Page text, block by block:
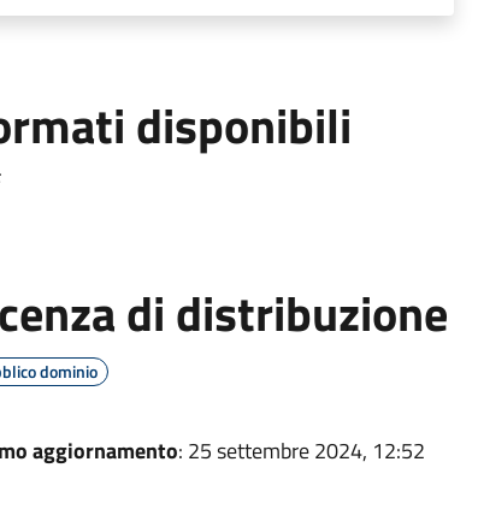
disponibili
di distribuzione
dominio
aggiornamento: 25 settembre 2024, 12:52